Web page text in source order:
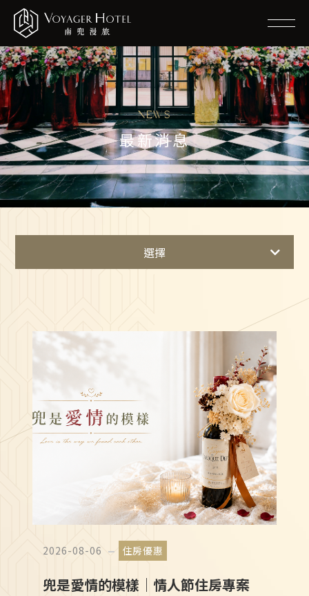
最新消息
NEWS
選擇
2026-08-06 住房優惠
兜是愛情的模樣｜情人節住房專案